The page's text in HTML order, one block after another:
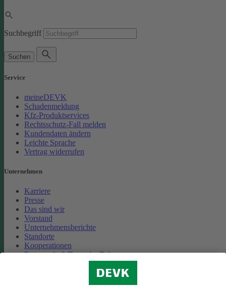
Suchbegriff
Suchen
Service
meineDEVK
Schadenmeldung
Kfz-Produktservices
Rechtsschutz-Fall melden
Kundendaten ändern
Leichte Sprache
Vertrag widerrufen
Unternehmen
Karriere
Presse
Das sind wir
Vorstand
Unternehmensberichte
Standorte
Kooperationen
Partnerschaft Deutsche Bahn